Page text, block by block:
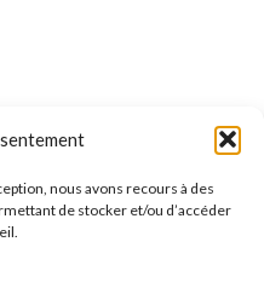
nous avons recours à des
de stocker et/ou d’accéder